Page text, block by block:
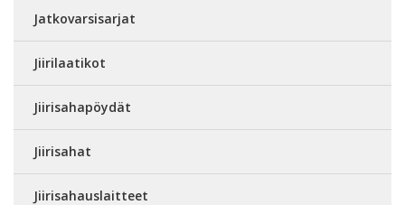
Jatkovarsisarjat
Jiirilaatikot
Jiirisahapöydät
Jiirisahat
Jiirisahauslaitteet